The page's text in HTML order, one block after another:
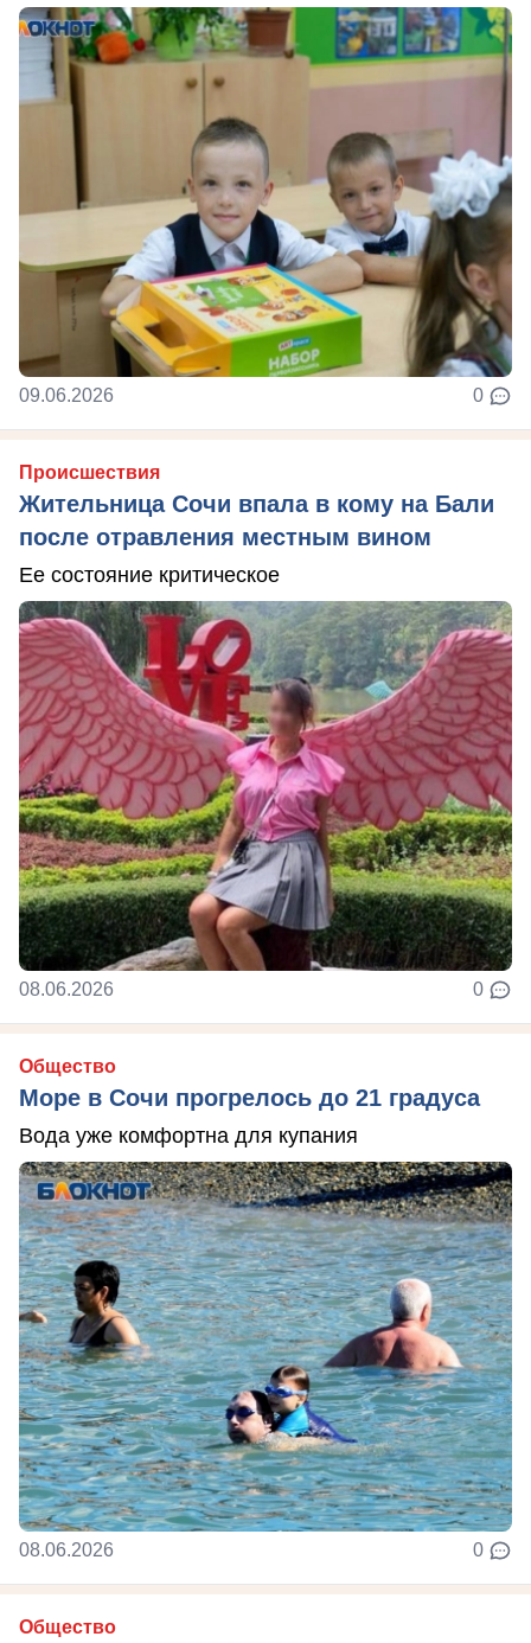
09.06.2026 0
Происшествия
Жительница Сочи впала в кому на Бали
после отравления местным вином
Ее состояние критическое
08.06.2026 0
Общество
Море в Сочи прогрелось до 21 градуса
Вода уже комфортна для купания
08.06.2026 0
Общество